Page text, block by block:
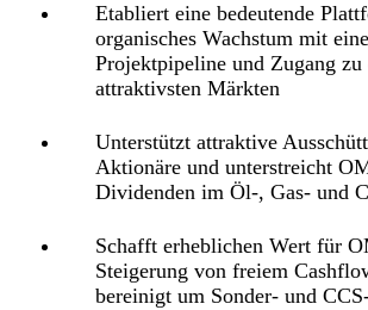
Etabliert eine bedeutende
organisches Wachstum mit
Projektpipeline und Zugang zu
attraktivsten Märkten
Unterstützt attraktive
Aktionäre und unterstreicht
Dividenden im Öl-, Gas- und
Schafft erheblichen Wert für
Steigerung von freiem
bereinigt um Sonder- und